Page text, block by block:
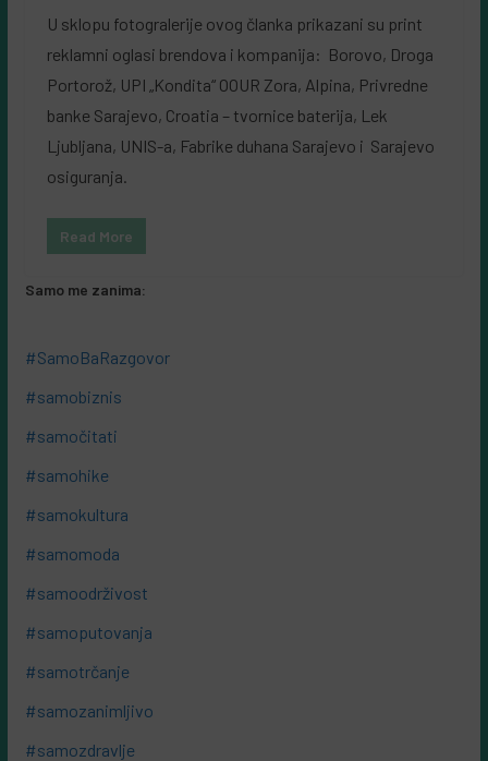
U sklopu fotogralerije ovog članka prikazani su print
reklamni oglasi brendova i kompanija: Borovo, Droga
Portorož, UPI „Kondita“ OOUR Zora, Alpina, Privredne
banke Sarajevo, Croatia – tvornice baterija, Lek
Ljubljana, UNIS-a, Fabrike duhana Sarajevo i Sarajevo
osiguranja.
Read More
Samo me zanima:
#SamoBaRazgovor
#samobiznis
#samočitati
#samohike
#samokultura
#samomoda
#samoodrživost
#samoputovanja
#samotrčanje
#samozanimljivo
#samozdravlje